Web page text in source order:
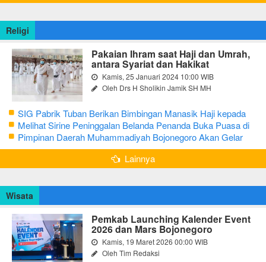
Religi
Pakaian Ihram saat Haji dan Umrah,
antara Syariat dan Hakikat
Kamis, 25 Januari 2024 10:00 WIB
Oleh Drs H Sholikin Jamik SH MH
SIG Pabrik Tuban Berikan Bimbingan Manasik Haji kepada
CJH Kabupaten Tuban
Melihat Sirine Peninggalan Belanda Penanda Buka Puasa di
Pendopo Bupati Blora
Pimpinan Daerah Muhammadiyah Bojonegoro Akan Gelar
Salat Iduladha 9 Juli 2022
Lainnya
Wisata
Pemkab Launching Kalender Event
2026 dan Mars Bojonegoro
Kamis, 19 Maret 2026 00:00 WIB
Oleh Tim Redaksi